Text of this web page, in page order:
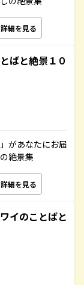
詳細を見る
ばと絶景１０
があなたにお届
絶景集
詳細を見る
イのことばと